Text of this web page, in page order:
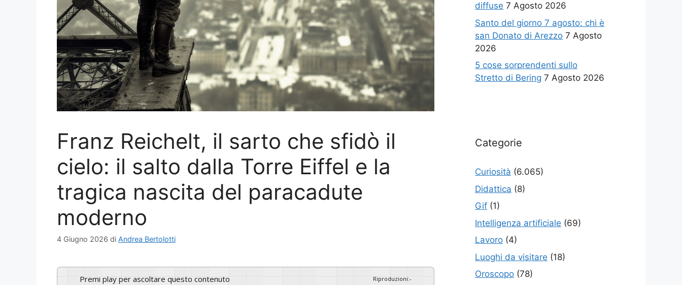
Franz Reichelt, il sarto che sfidò il
cielo: il salto dalla Torre Eiffel e la
tragica nascita del paracadute
moderno
4 Giugno 2026 di Andrea Bertolotti
Premi play per ascoltare questo contenuto Riproduzioni:-
diffuse 7 Agosto 2026
Santo del giorno 7 agosto: chi è
san Donato di Arezzo 7 Agosto
2026
5 cose sorprendenti sullo
Stretto di Bering 7 Agosto 2026
Categorie
Curiosità (6.065)
Didattica (8)
Gif (1)
Intelligenza artificiale (69)
Lavoro (4)
Luoghi da visitare (18)
Oroscopo (78)